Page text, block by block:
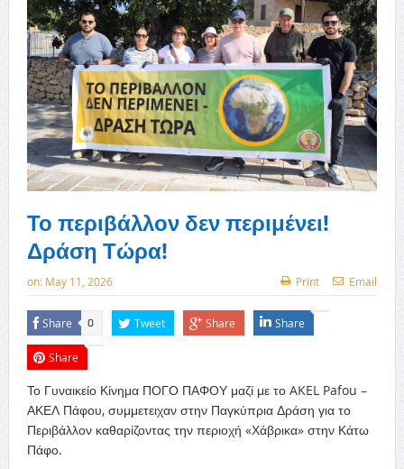
Το περιβάλλον δεν περιμένει!
Δράση Τώρα!
on: May 11, 2026 Print Email
Share 0 Tweet Share Share
Share
Το Γυναικείο Κίνημα ΠΟΓΟ ΠΑΦΟΥ μαζί με το AKEL Pafou –
ΑΚΕΛ Πάφου, συμμετειχαν στην Παγκύπρια Δράση για το
Περιβάλλον καθαρίζοντας την περιοχή «Χάβρικα» στην Κάτω
Πάφο.